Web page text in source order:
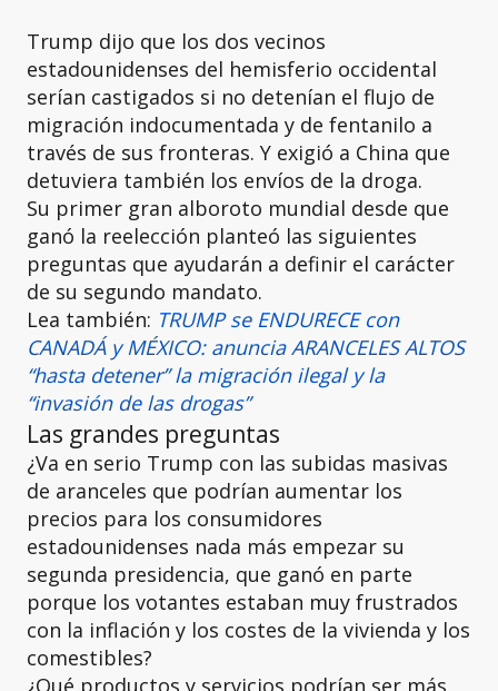
Trump dijo que los dos vecinos
estadounidenses del hemisferio occidental
serían castigados si no detenían el flujo de
migración indocumentada y de fentanilo a
través de sus fronteras. Y exigió a China que
detuviera también los envíos de la droga.
Su primer gran alboroto mundial desde que
ganó la reelección planteó las siguientes
preguntas que ayudarán a definir el carácter
de su segundo mandato.
Lea también: TRUMP se ENDURECE con
CANADÁ y MÉXICO: anuncia ARANCELES ALTOS
“hasta detener” la migración ilegal y la
“invasión de las drogas”
Las grandes preguntas
¿Va en serio Trump con las subidas masivas
de aranceles que podrían aumentar los
precios para los consumidores
estadounidenses nada más empezar su
segunda presidencia, que ganó en parte
porque los votantes estaban muy frustrados
con la inflación y los costes de la vivienda y los
comestibles?
¿Qué productos y servicios podrían ser más